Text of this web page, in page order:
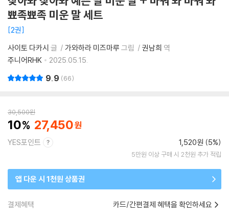
뾰족뾰족 미운 말 세트
2권
사이토 다카시 글 가와하라 미즈마루 그림 권남희 역
주니어RHK
2025.05.15.
9.9 66
30,500원
10 27,450
YES포인트 1,520원 (5%)
5만원 이상 구매 시 2천원 추가 적립
앱 다운 시 1천원 상품권
결제혜택 카드/간편결제 혜택을 확인하세요